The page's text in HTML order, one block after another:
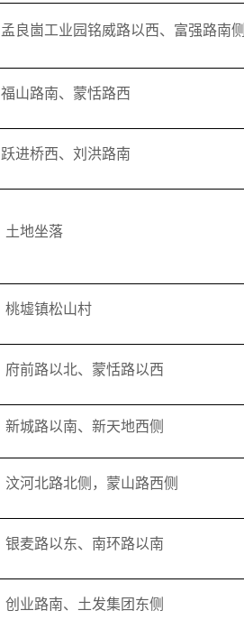
孟良崮工业园铭威路以西、富强路南侧
福山路南、蒙恬路西
跃进桥西、刘洪路南
土地坐落
桃墟镇松山村
府前路以北、蒙恬路以西
新城路以南、新天地西侧
汶河北路北侧，蒙山路西侧
银麦路以东、南环路以南
创业路南、土发集团东侧